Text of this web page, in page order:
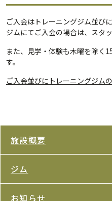
ご入会はトレーニングジム並び
ジムにてご入会の場合は、スタ
また、見学・体験も木曜を除く
す。
ご入会並びにトレーニングジム
施設概要
ジム
お知らせ